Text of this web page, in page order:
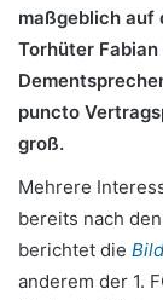
maßgeblich auf
Torhüter
puncto
groß.
Mehrere
bereits nach
berichtet die Bild
anderem der 1.